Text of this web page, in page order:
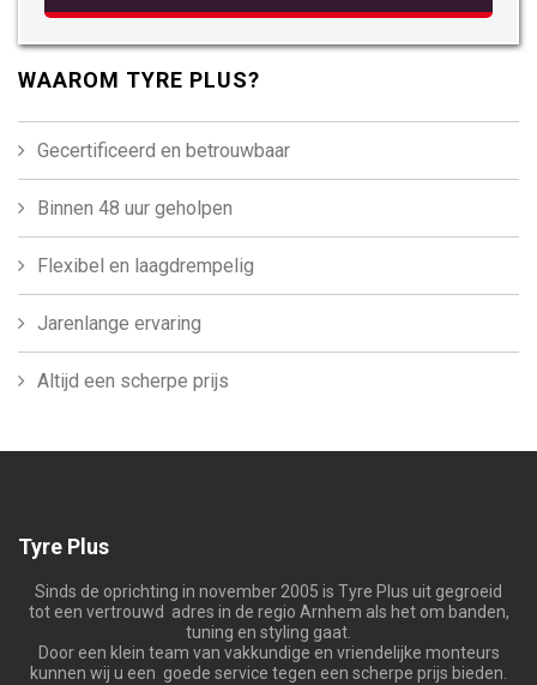
WAAROM TYRE PLUS?
Gecertificeerd en betrouwbaar
Binnen 48 uur geholpen
Flexibel en laagdrempelig
Jarenlange ervaring
Altijd een scherpe prijs
Tyre Plus
Sinds de oprichting in november 2005 is Tyre Plus uit gegroeid
tot een vertrouwd adres in de regio Arnhem als het om banden,
tuning en styling gaat.
Door een klein team van vakkundige en vriendelijke monteurs
kunnen wij u een goede service tegen een scherpe prijs bieden.